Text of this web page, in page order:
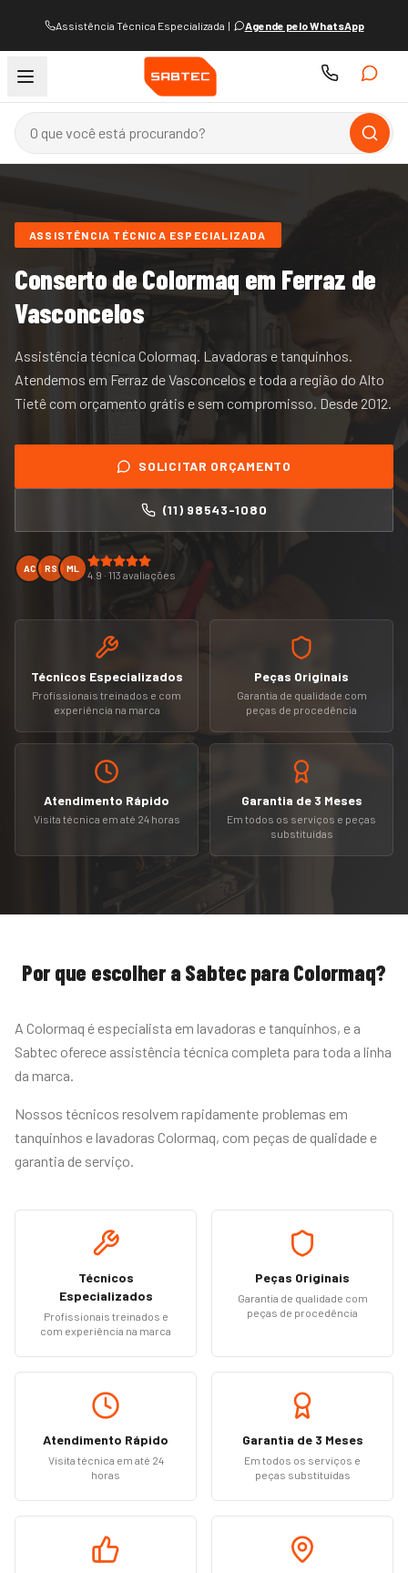
Assistência Técnica Especializada | Agende pelo WhatsApp
ASSISTÊNCIA TÉCNICA ESPECIALIZADA
Conserto deColormaq em Ferraz de
Vasconcelos
Assistência técnica Colormaq. Lavadoras e tanquinhos.
Atendemos em Ferraz de Vasconcelos etoda a região do Alto
Tietê com orçamento grátis e sem compromisso. Desde2012.
SOLICITAR ORÇAMENTO
(11) 98543-1080
AC RS ML
4.9 · 113 avaliações
Técnicos Especializados
Profissionais treinados e com
experiência na marca
Peças Originais
Garantia de qualidade com
peças de procedência
Atendimento Rápido
Visita técnica em até 24 horas
Garantia de 3 Meses
Em todos os serviços e peças
substituídas
Por que escolher a Sabtec para Colormaq?
A Colormaq é especialista em lavadoras e tanquinhos, e a
Sabtec oferece assistência técnica completa para toda a linha
da marca.
Nossos técnicos resolvem rapidamente problemas em
tanquinhos e lavadoras Colormaq, com peças de qualidade e
garantia de serviço.
Técnicos
Especializados
Profissionais treinados e
com experiência na marca
Peças Originais
Garantia de qualidade com
peças de procedência
Atendimento Rápido
Visita técnica em até 24
horas
Garantia de 3 Meses
Em todos os serviços e
peças substituídas